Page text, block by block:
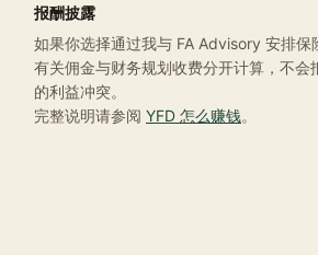
报酬披露
如果你选择通过我与 FA Advisory 安排保
有关佣金与财务规划收费分开计算，不
的利益冲突。
完整说明请参阅 YFD 怎么赚钱。